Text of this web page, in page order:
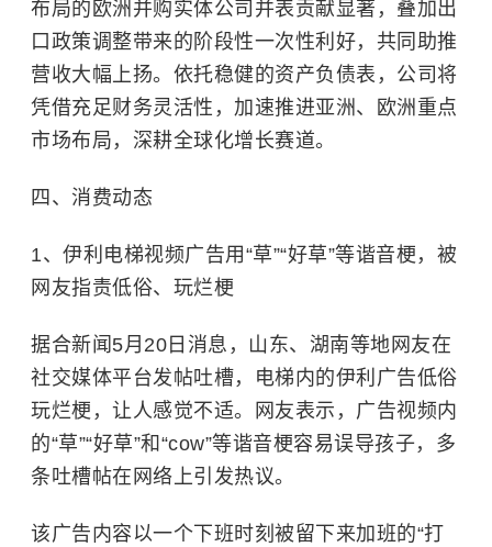
布局的欧洲并购实体公司并表贡献显著，叠加出
口政策调整带来的阶段性一次性利好，共同助推
营收大幅上扬。依托稳健的资产负债表，公司将
凭借充足财务灵活性，加速推进亚洲、欧洲重点
市场布局，深耕全球化增长赛道。
四、消费动态
1、伊利电梯视频广告用“草”“好草”等谐音梗，被
网友指责低俗、玩烂梗
据合新闻5月20日消息，山东、湖南等地网友在
社交媒体平台发帖吐槽，电梯内的伊利广告低俗
玩烂梗，让人感觉不适。网友表示，广告视频内
的“草”“好草”和“cow”等谐音梗容易误导孩子，多
条吐槽帖在网络上引发热议。
该广告内容以一个下班时刻被留下来加班的“打